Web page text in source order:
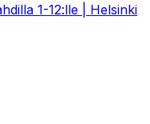
1-12:lle | Helsinki